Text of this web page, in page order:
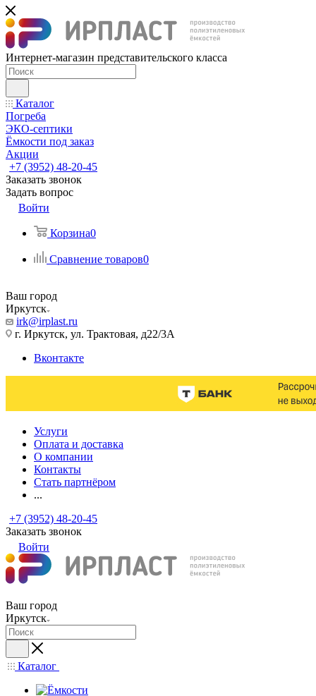
Интернет-магазин представительского класса
Каталог
Погреба
ЭКО-септики
Ёмкости под заказ
Акции
+7 (3952) 48-20-45
Заказать звонок
Задать вопрос
Войти
Корзина0
Сравнение товаров0
Ваш город
Иркутск
irk@irplast.ru
г. Иркутск, ул. Трактовая, д22/3А
Вконтакте
Услуги
Оплата и доставка
О компании
Контакты
Стать партнёром
...
+7 (3952) 48-20-45
Заказать звонок
Войти
Ваш город
Иркутск
Каталог